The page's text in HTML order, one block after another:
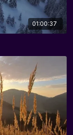
01:00:37